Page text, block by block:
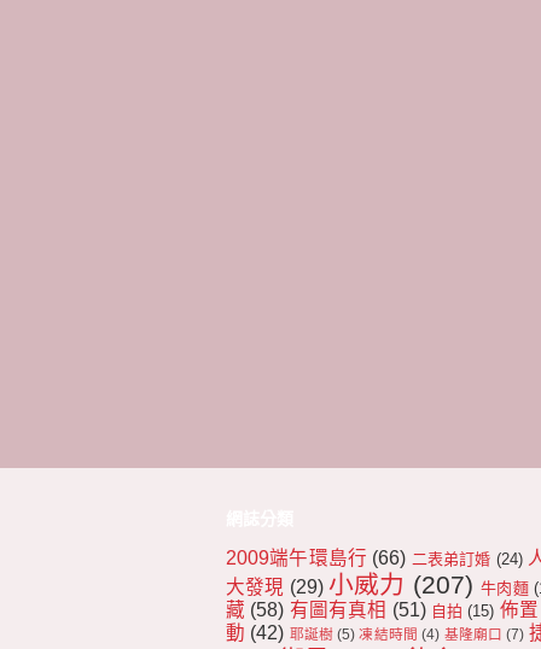
2009端午環島行 (66) 二表弟訂婚 (24)
大發現 (29) 小威力 (207) 牛肉麵
藏 (58) 有圖有真相 (51) 自拍 (15) 佈置
動 (42) 耶誕樹 (5) 凍結時間 (4) 基隆廟口 (7)